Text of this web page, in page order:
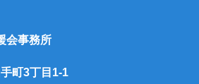
会事務所
町3丁目1-1